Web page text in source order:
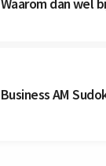
Business AM